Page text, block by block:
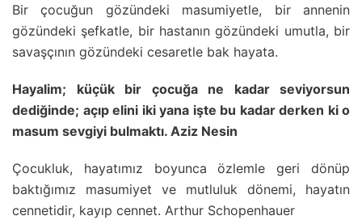
Bir çocuğun gözündeki masumiyetle, bir annenin
gözündeki şefkatle, bir hastanın gözündeki umutla, bir
savaşçının gözündeki cesaretle bak hayata.
Hayalim; küçük bir çocuğa ne kadar seviyorsun
dediğinde; açıp elini iki yana işte bu kadar derken ki o
masum sevgiyi bulmaktı. Aziz Nesin
Çocukluk, hayatımız boyunca özlemle geri dönüp
baktığımız masumiyet ve mutluluk dönemi, hayatın
cennetidir, kayıp cennet. Arthur Schopenhauer